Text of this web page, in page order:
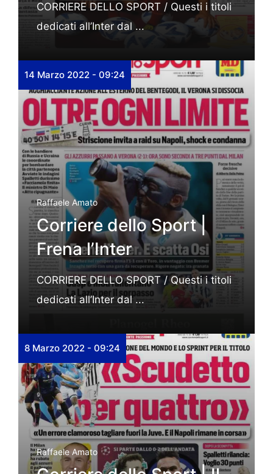
CORRIERE DELLO SPORT / Questi i titoli
dedicati all’Inter dal ...
14 Marzo 2022 - 09:24
Raffaele Amato
Corriere dello Sport |
Frena l’Inter
CORRIERE DELLO SPORT / Questi i titoli
dedicati all’Inter dal ...
8 Marzo 2022 - 09:24
Raffaele Amato